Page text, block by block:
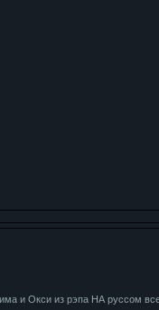
и Окси из рэпа НА руссом